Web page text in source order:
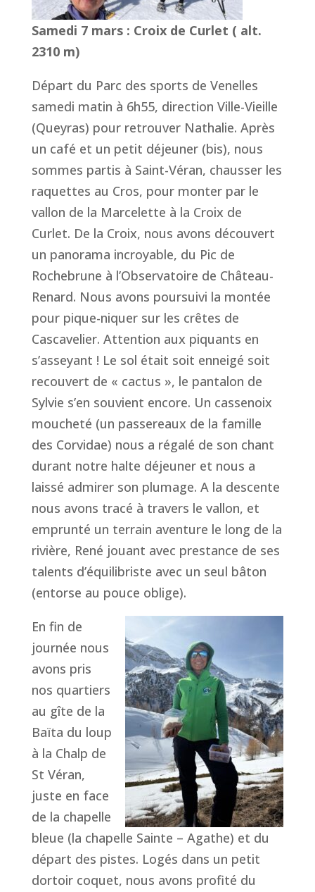
Samedi 7 mars : Croix de Curlet ( alt.
2310 m)
Départ du Parc des sports de Venelles
samedi matin à 6h55, direction Ville-Vieille
(Queyras) pour retrouver Nathalie. Après
un café et un petit déjeuner (bis), nous
sommes partis à Saint-Véran, chausser les
raquettes au Cros, pour monter par le
vallon de la Marcelette à la Croix de
Curlet. De la Croix, nous avons découvert
un panorama incroyable, du Pic de
Rochebrune à l’Observatoire de Château-
Renard. Nous avons poursuivi la montée
pour pique-niquer sur les crêtes de
Cascavelier. Attention aux piquants en
s’asseyant ! Le sol était soit enneigé soit
recouvert de « cactus », le pantalon de
Sylvie s’en souvient encore. Un cassenoix
moucheté (un passereaux de la famille
des Corvidae) nous a régalé de son chant
durant notre halte déjeuner et nous a
laissé admirer son plumage. A la descente
nous avons tracé à travers le vallon, et
emprunté un terrain aventure le long de la
rivière, René jouant avec prestance de ses
talents d’équilibriste avec un seul bâton
(entorse au pouce oblige).
En fin de
journée nous
avons pris
nos quartiers
au gîte de la
Baïta du loup
à la Chalp de
St Véran,
juste en face
de la chapelle
bleue (la chapelle Sainte – Agathe) et du
départ des pistes. Logés dans un petit
dortoir coquet, nous avons profité du